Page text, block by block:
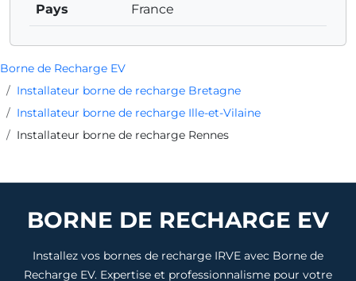
Borne de Recharge EV
Installateur borne de recharge Bretagne
Installateur borne de recharge Ille-et-Vilaine
Installateur borne de recharge Rennes
Pays France
BORNE DE RECHARGE EV
Installez vos bornes de recharge IRVE avec Borne de
Recharge EV. Expertise et professionnalisme pour votre